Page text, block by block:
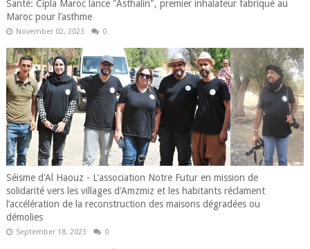
Santé: Cipla Maroc lance "Asthalin", premier inhalateur fabriqué au
Maroc pour l’asthme
November 02, 2023 0
Séisme d'Al Haouz - L'association Notre Futur en mission de
solidarité vers les villages d'Amzmiz et les habitants réclament
l’accélération de la reconstruction des maisons dégradées ou
démolies
September 18, 2023 0